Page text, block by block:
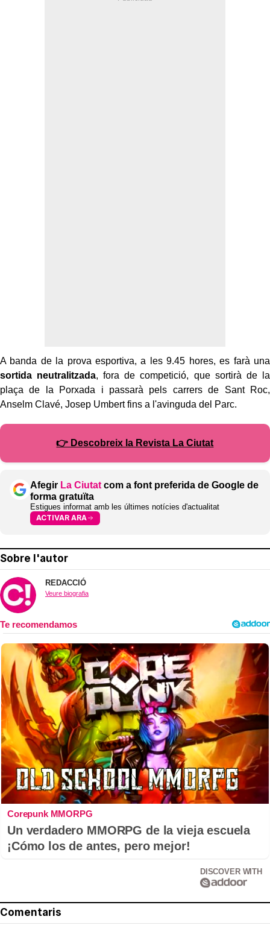
A banda de la prova esportiva, a les 9.45 hores, es farà una
sortida neutralitzada, fora de competició, que sortirà de la
plaça de la Porxada i passarà pels carrers de Sant Roc,
Anselm Clavé, Josep Umbert fins a l'avinguda del Parc.
👉 Descobreix la Revista La Ciutat
Afegir La Ciutat com a font preferida de Google de
forma gratuïta
Estigues informat amb les últimes notícies d'actualitat
ACTIVAR ARA
Sobre l'autor
REDACCIÓ
Veure biografia
Corepunk MMORPG
Un verdadero MMORPG de la vieja escuela
¡Cómo los de antes, pero mejor!
DISCOVER WITH
Comentaris